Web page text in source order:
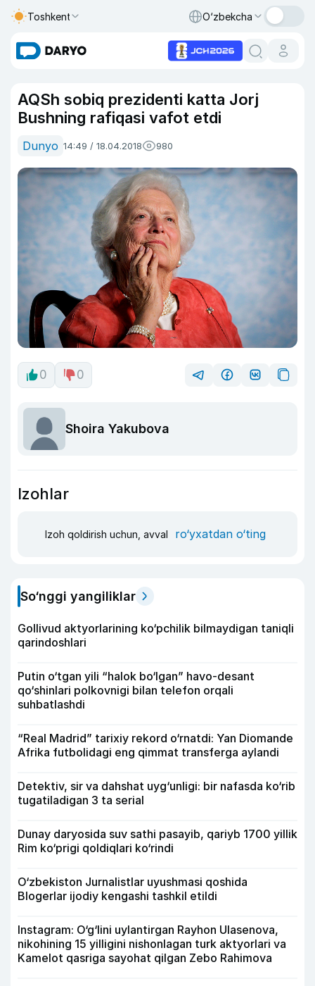
Toshkent O‘zbekcha
AQSh sobiq prezidenti katta Jorj
Bushning rafiqasi vafot etdi
Dunyo 14:49 / 18.04.2018 980
0 0
Shoira Yakubova
Izohlar
Izoh qoldirish uchun, avval ro‘yxatdan o‘ting
So‘nggi yangiliklar
Gollivud aktyorlarining ko‘pchilik bilmaydigan taniqli
qarindoshlari
Putin o‘tgan yili “halok bo‘lgan” havo-desant
qo‘shinlari polkovnigi bilan telefon orqali
suhbatlashdi
“Real Madrid” tarixiy rekord o‘rnatdi: Yan Diomande
Afrika futbolidagi eng qimmat transferga aylandi
Detektiv, sir va dahshat uyg‘unligi: bir nafasda ko‘rib
tugatiladigan 3 ta serial
Dunay daryosida suv sathi pasayib, qariyb 1700 yillik
Rim ko‘prigi qoldiqlari ko‘rindi
O‘zbekiston Jurnalistlar uyushmasi qoshida
Blogerlar ijodiy kengashi tashkil etildi
Instagram: O‘g‘lini uylantirgan Rayhon Ulasenova,
nikohining 15 yilligini nishonlagan turk aktyorlari va
Kamelot qasriga sayohat qilgan Zebo Rahimova